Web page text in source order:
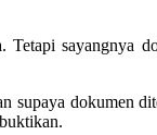
Tetapi sayangnya
supaya dokumen